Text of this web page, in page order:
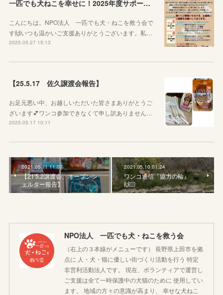
一匹でも犬ねこを幸せに！2025年度サポーター企業様を募集しています！
こんにちは。NPO法人 一匹でも犬・ねこを救う会で
す🙌いつも温かいご支援ありがとうございます。私…
2025.05.27 15:13
【25.5.17 佐久譲渡会報告】
お足元悪い中、お越しいただいた皆さまありがとうご
ざいます💕ワンコ参加できなくて申し訳ありません…
2025.05.17 10:11
2021.05.11 11:07
【21'5.2譲渡会、オープンシ
ェルター報告】
2021.05.10 01:24
ワンコ通信『協力の輪』
🙌🏻
NPO法人 一匹でも犬・ねこを救う会
（右上の３本線がメニューです） 長野県上田市を拠
点に 人・犬・猫に優しい街づくり活動を行う 特定
非営利活動法人です。 現在、ボランティアで運営し
ご支援は全て一時保護中の犬猫のために 使用してい
ます。 地域の方々の意識が高まり、 幸せな犬ねこ